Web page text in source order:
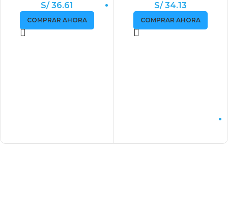
S/ 36.61
COMPRAR AHORA
S/ 34.13
COMPRAR AHORA